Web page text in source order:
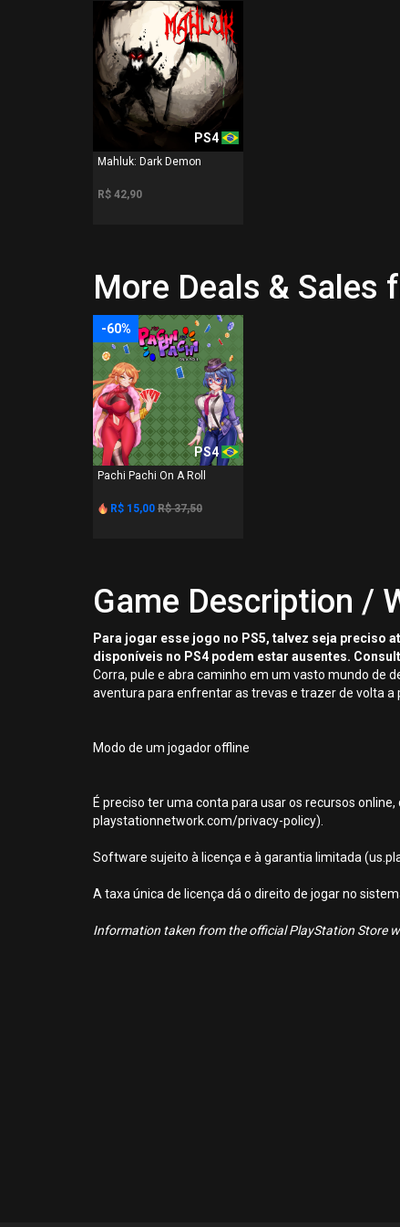
PS4
Mahluk: Dark Demon
R$ 42,90
More Deals & Sales
-60%
PS4
Pachi Pachi On A Roll
R$ 15,00 R$ 37,50
Game Description /
Para jogar esse jogo no PS5, talvez seja preciso
disponíveis no PS4 podem estar ausentes.
Corra, pule e abra caminho em um vasto mundo de
aventura para enfrentar as trevas e trazer de volta a
Modo de um jogador offline
É preciso ter uma conta para usar os recursos
playstationnetwork.com/privacy-policy).
Software sujeito à licença e à garantia limitada
A taxa única de licença dá o direito de jogar no
Information taken from the official PlayStation Store